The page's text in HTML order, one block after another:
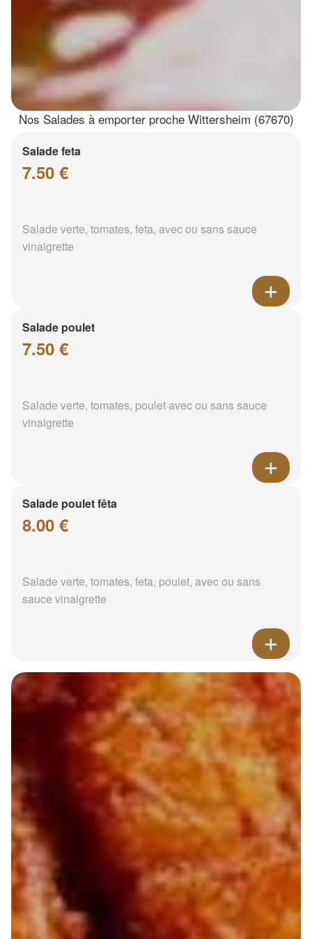
Nos Salades à emporter proche Wittersheim (67670)
Salade feta
7.50 €
Salade verte, tomates, feta, avec ou sans sauce
vinaigrette
Salade poulet
7.50 €
Salade verte, tomates, poulet avec ou sans sauce
vinaigrette
Salade poulet fêta
8.00 €
Salade verte, tomates, feta, poulet, avec ou sans
sauce vinaigrette